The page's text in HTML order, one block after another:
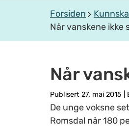
Forsiden
Når vanskene ikke
Når
Publisert 27. mai 2015
De unge voksne
Romsdal når 180